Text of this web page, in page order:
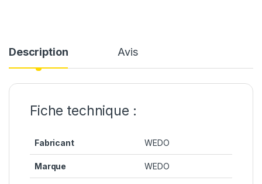
Description Avis
Fiche technique :
Fabricant WEDO
Marque WEDO